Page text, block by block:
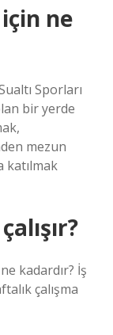
ne
Sporları
bir yerde
mezun
kadardır? İş
çalışma